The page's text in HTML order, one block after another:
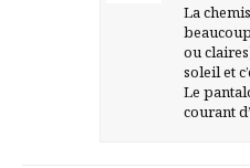
La
ou
soleil et
Le
courant